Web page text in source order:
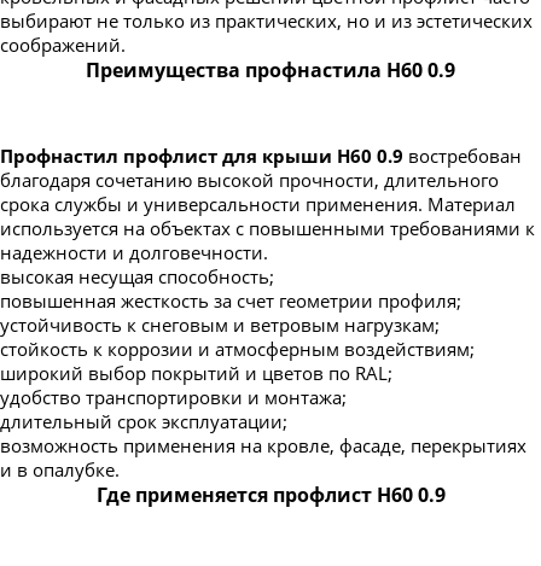
выбирают не только из практических, но и из эстетических
соображений.
Преимущества профнастила Н60 0.9
Профнастил профлист для крыши Н60 0.9 востребован
благодаря сочетанию высокой прочности, длительного
срока службы и универсальности применения. Материал
используется на объектах с повышенными требованиями к
надежности и долговечности.
высокая несущая способность;
повышенная жесткость за счет геометрии профиля;
устойчивость к снеговым и ветровым нагрузкам;
стойкость к коррозии и атмосферным воздействиям;
широкий выбор покрытий и цветов по RAL;
удобство транспортировки и монтажа;
длительный срок эксплуатации;
возможность применения на кровле, фасаде, перекрытиях
и в опалубке.
Где применяется профлист Н60 0.9